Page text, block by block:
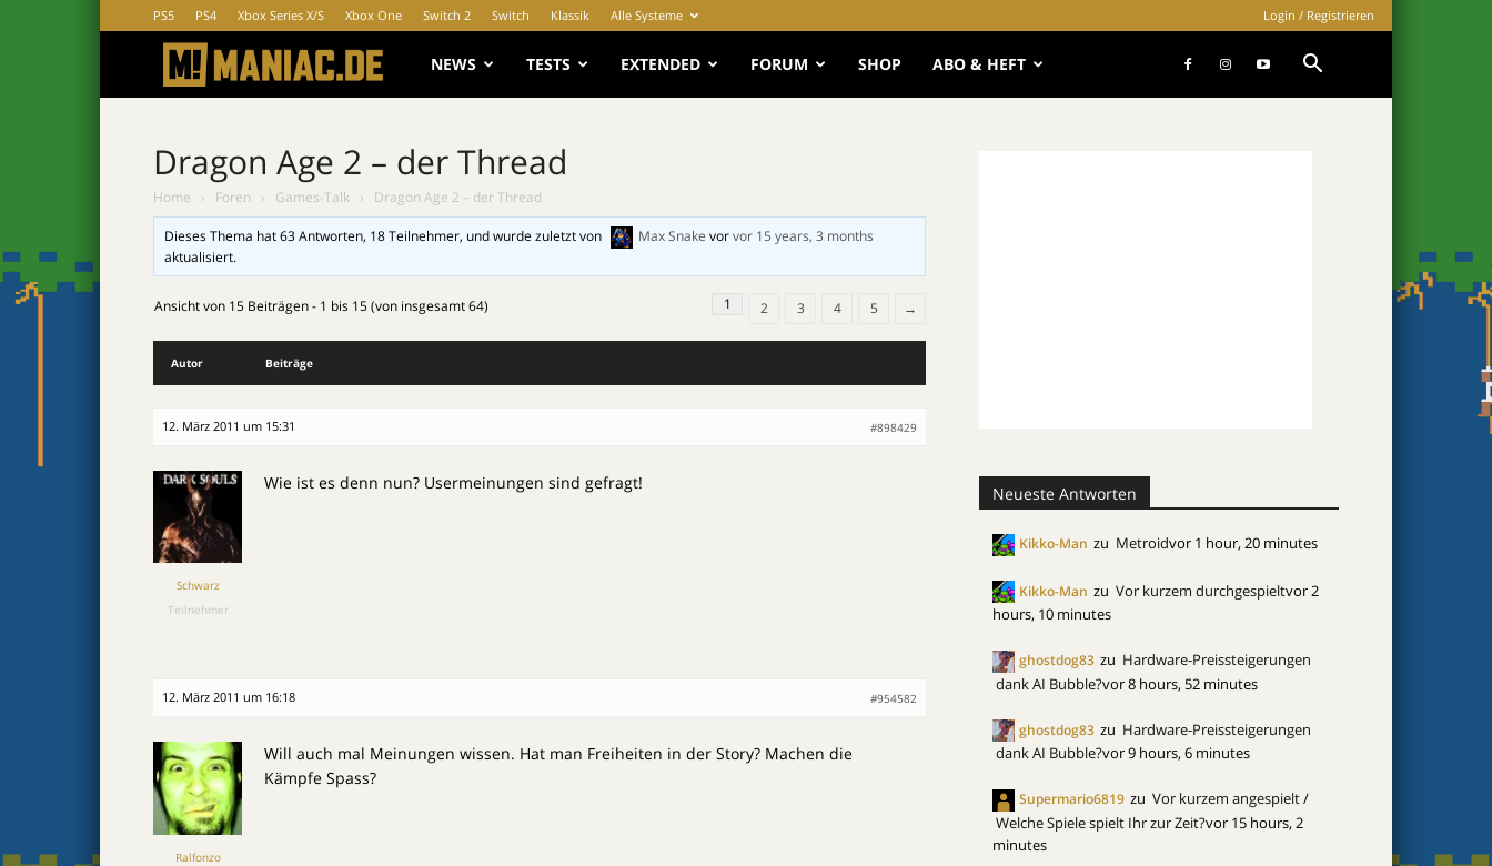
PS5 PS4 Xbox Series X/S Xbox One Switch 2 Switch Klassik Alle Systeme Login / Registrieren
MANIAC.de
NEWS TESTS EXTENDED FORUM SHOP ABO & HEFT
Dragon Age 2 – der Thread
Home › Foren › Games-Talk › Dragon Age 2 – der Thread
Dieses Thema hat 63 Antworten, 18 Teilnehmer, und wurde zuletzt von Max Snake vorvor 15 years, 3 months
aktualisiert.
Ansicht von 15 Beiträgen - 1 bis 15 (von insgesamt 64) 1 2 3 4 5 →
Autor Beiträge
12. März 2011 um 15:31 #898429
Schwarz
Teilnehmer
Wie ist es denn nun? Usermeinungen sind gefragt!
12. März 2011 um 16:18 #954582
Ralfonzo
Will auch mal Meinungen wissen. Hat man Freiheiten in der Story? Machen die
Kämpfe Spass?
Neueste Antworten
Kikko-Man zu Metroidvor 1 hour, 20 minutes
Kikko-Man zu Vor kurzem durchgespieltvor 2
hours, 10 minutes
ghostdog83 zu Hardware-Preissteigerungen
dank AI Bubble?vor 8 hours, 52 minutes
ghostdog83 zu Hardware-Preissteigerungen
dank AI Bubble?vor 9 hours, 6 minutes
Supermario6819 zu Vor kurzem angespielt /
Welche Spiele spielt Ihr zur Zeit?vor 15 hours, 2
minutes